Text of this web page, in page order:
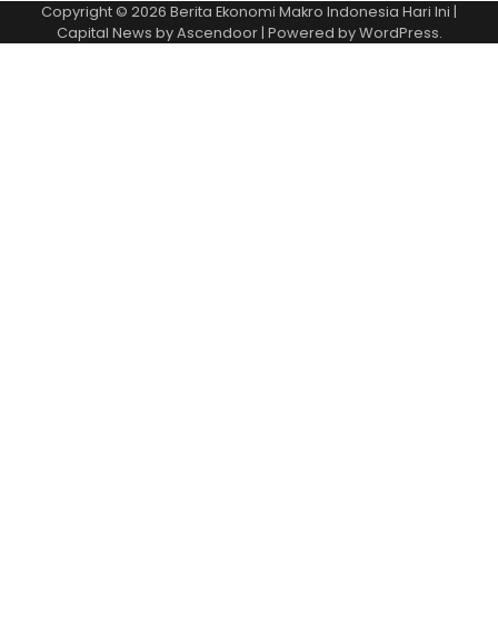
Copyright © 2026 Berita Ekonomi Makro Indonesia Hari Ini |
Capital News byAscendoor| Powered byWordPress.